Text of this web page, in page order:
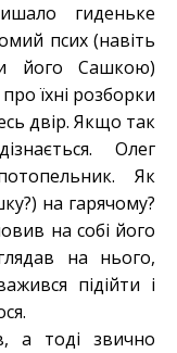
гиденьке
псих (навіть
його Сашкою)
їхні розборки
двір. Якщо так
Олег
Як
на гарячому?
на собі його
на нього,
підійти і
а тоді звично